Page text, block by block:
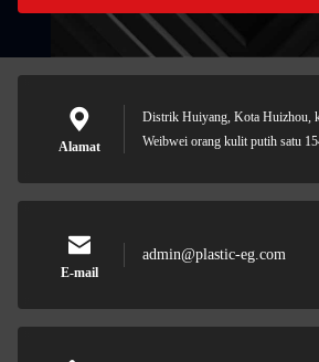
Alamat
Distrik Huiyang, Kota Huizhou,
Weibwei orang kulit putih satu
E-mail
admin@plastic-eg.com